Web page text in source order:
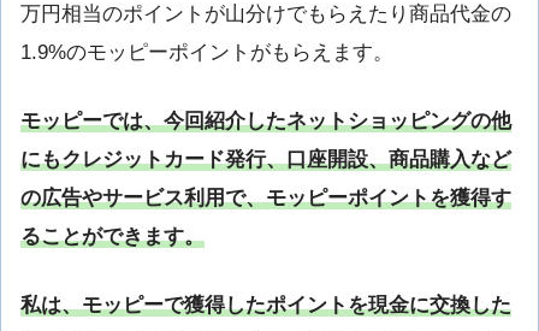
万円相当のポイントが山分けでもらえたり商品代金の
1.9%のモッピーポイントがもらえます。
モッピーでは、今回紹介したネットショッピングの他
にもクレジットカード発行、口座開設、商品購入など
の広告やサービス利用で、モッピーポイントを獲得す
ることができます。
私は、モッピーで獲得したポイントを現金に交換した